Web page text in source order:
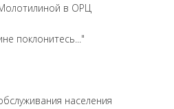
в ОРЦ
поклонитесь..."
населения